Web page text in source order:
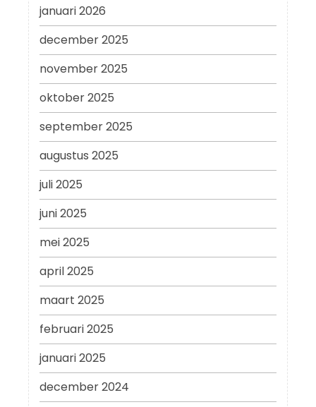
januari 2026
december 2025
november 2025
oktober 2025
september 2025
augustus 2025
juli 2025
juni 2025
mei 2025
april 2025
maart 2025
februari 2025
januari 2025
december 2024